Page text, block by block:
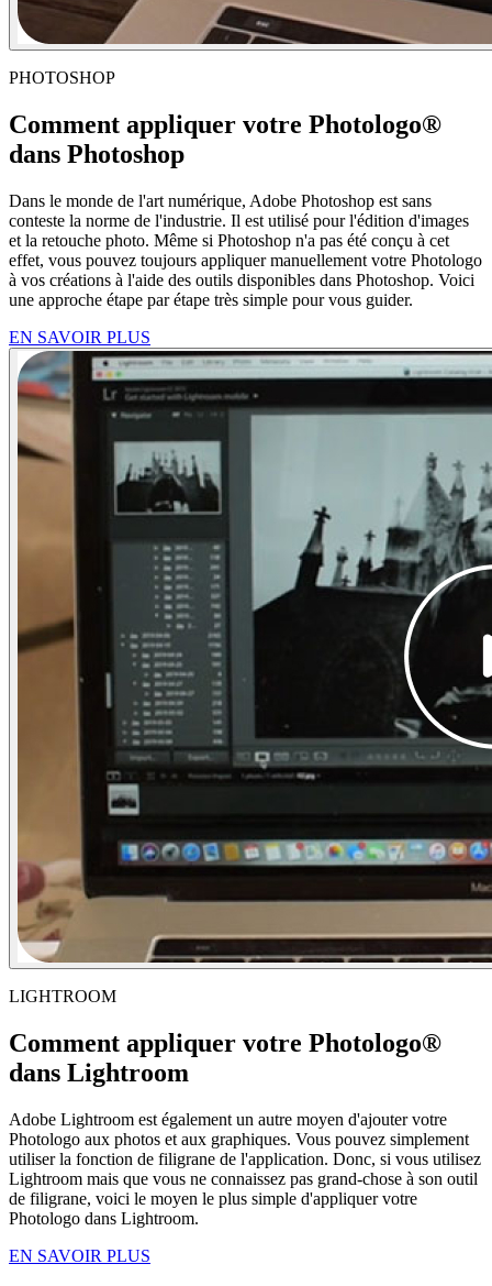
PHOTOSHOP
Comment appliquer votre Photologo®
dans Photoshop
Dans le monde de l'art numérique, Adobe Photoshop est sans
conteste la norme de l'industrie. Il est utilisé pour l'édition d'images
et la retouche photo. Même si Photoshop n'a pas été conçu à cet
effet, vous pouvez toujours appliquer manuellement votre Photologo
à vos créations à l'aide des outils disponibles dans Photoshop. Voici
une approche étape par étape très simple pour vous guider.
EN SAVOIR PLUS
LIGHTROOM
Comment appliquer votre Photologo®
dans Lightroom
Adobe Lightroom est également un autre moyen d'ajouter votre
Photologo aux photos et aux graphiques. Vous pouvez simplement
utiliser la fonction de filigrane de l'application. Donc, si vous utilisez
Lightroom mais que vous ne connaissez pas grand-chose à son outil
de filigrane, voici le moyen le plus simple d'appliquer votre
Photologo dans Lightroom.
EN SAVOIR PLUS